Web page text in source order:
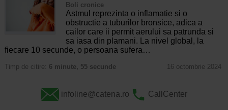
Boli cronice
Astmul reprezinta o inflamatie si o
obstructie a tuburilor bronsice, adica a
cailor care ii permit aerului sa patrunda si
sa iasa din plamani. La nivel global, la
fiecare 10 secunde, o persoana sufera…
Timp de citire: 6 minute, 55 secunde 16 octombrie 2024
infoline@catena.ro CallCenter